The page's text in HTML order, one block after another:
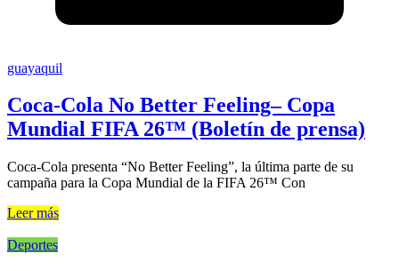
guayaquil
Coca-Cola No Better Feeling– Copa
Mundial FIFA 26™ (Boletín de prensa)
Coca-Cola presenta “No Better Feeling”, la última parte de su
campaña para la Copa Mundial de la FIFA 26™ Con
Leer más
Deportes